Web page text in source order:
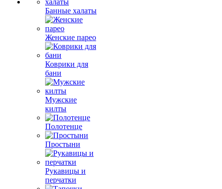
Банные халаты
Женские парео
Коврики для
бани
Мужские
килты
Полотенце
Простыни
Рукавицы и
перчатки